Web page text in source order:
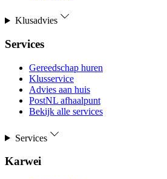
Klusadvies
Services
Gereedschap huren
Klusservice
Advies aan huis
PostNL afhaalpunt
Bekijk alle services
Services
Karwei